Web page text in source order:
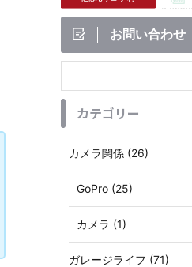
お問い合わせ
カテゴリー
カメラ関係 (26)
GoPro (25)
カメラ (1)
ガレージライフ (71)